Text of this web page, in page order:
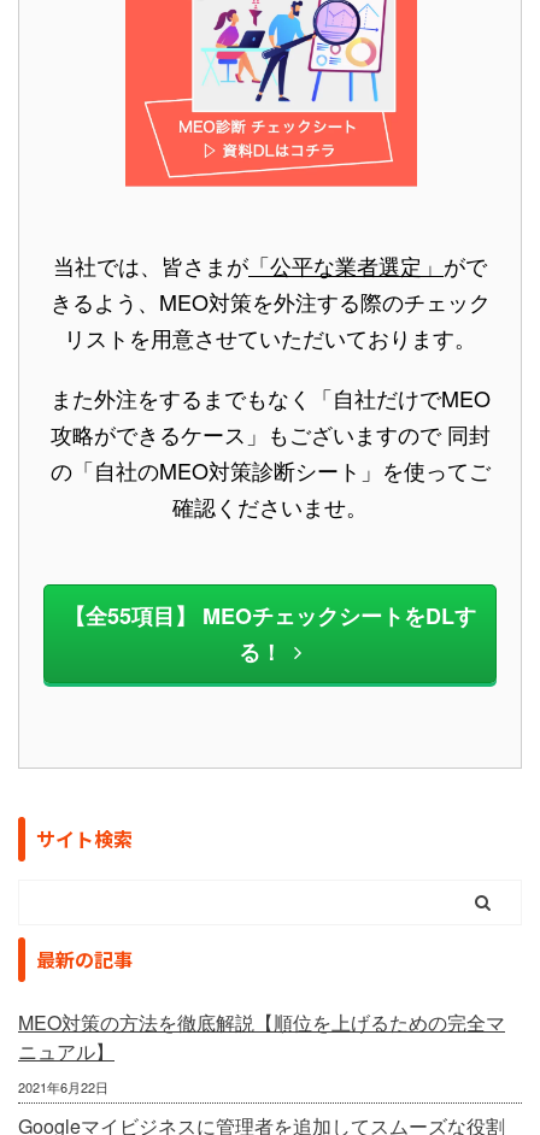
当社では、皆さまが 「公平な業者選定」 がで
きるよう、MEO対策を外注する際のチェック
リストを用意させていただいております。
また外注をするまでもなく「自社だけでMEO
攻略ができるケース」もございますので 同封
の「自社のMEO対策診断シート」を使ってご
確認くださいませ。
【全55項目】 MEOチェックシートをDLす
る！
サイト検索
最新の記事
MEO対策の方法を徹底解説【順位を上げるための完全マ
ニュアル】
2021年6月22日
Googleマイビジネスに管理者を追加してスムーズな役割